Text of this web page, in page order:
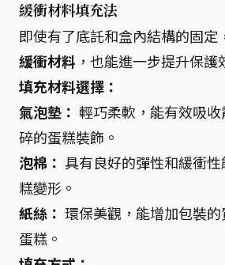
緩衝材料填充法
即使有了底託和盒內結構的固定
緩衝材料 ，也能進一步提升保護
填充材料選擇：
氣泡墊： 輕巧柔軟，能有效吸
碎的蛋糕裝飾。
泡棉： 具有良好的彈性和緩衝
糕變形。
紙絲： 環保美觀，能增加包裝
蛋糕。